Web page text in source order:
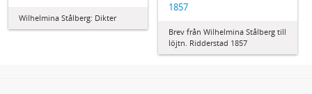
1857
Brev från Wilhelmina Stålberg till
löjtn. Ridderstad 1857
Wilhelmina Stålberg: Dikter